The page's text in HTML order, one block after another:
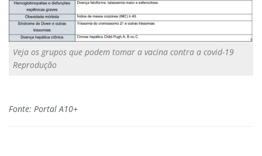
Veja os grupos que podem tomar a vacina contra a covid-19
Reprodução
Fonte: Portal A10+